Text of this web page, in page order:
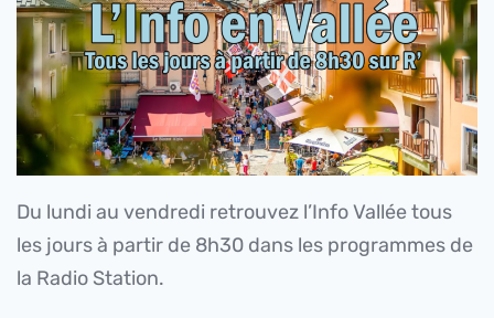
Du lundi au vendredi retrouvez l’Info Vallée tous
les jours à partir de 8h30 dans les programmes de
la Radio Station.